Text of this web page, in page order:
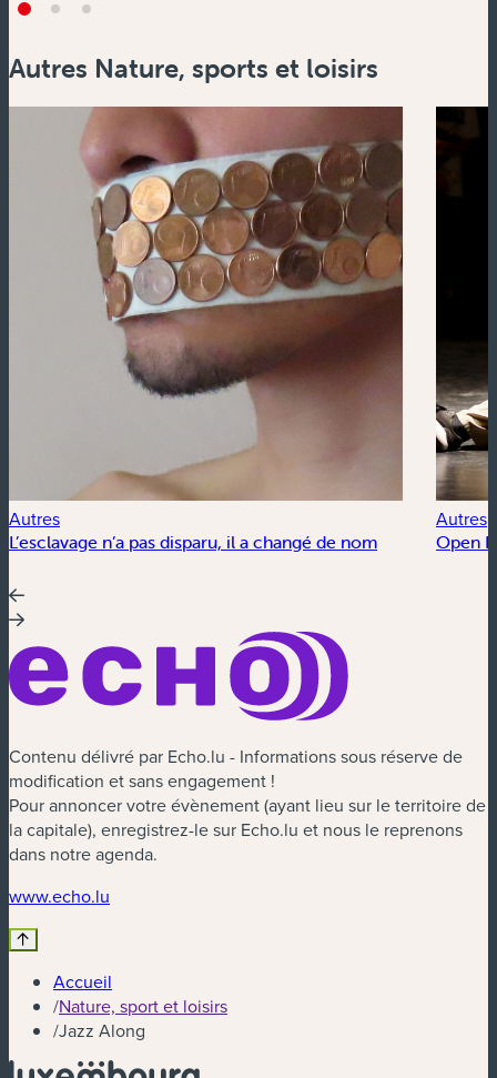
Autres Nature, sports et loisirs
Autres
L’esclavage n’a pas disparu, il a changé de nom
Autres
Open
Contenu délivré par Echo.lu - Informations sous réserve de
modification et sans engagement !
Pour annoncer votre évènement (ayant lieu sur le territoire de
la capitale), enregistrez-le sur Echo.lu et nous le reprenons
dans notre agenda.
www.echo.lu
Accueil
/Nature, sport et loisirs
/Jazz Along